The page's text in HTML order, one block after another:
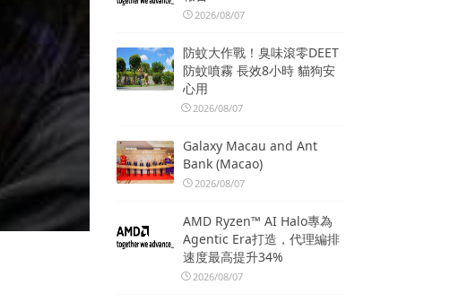
2026/08/07
防蚊大作戰！臭味滾零DEET
防蚊噴霧 長效8小時 貓狗安
心用
2026/08/07
Galaxy Macau and Ant
Bank (Macao)
2026/08/07
AMD Ryzen™ AI Halo專為
Agentic Era打造，代理編排
速度最高提升34%
2026/08/07